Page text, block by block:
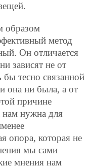
образом
метод
Он отличается
зависят не от
бы тесно связанной
она ни была, а от
причине
нам нужна для
опора, которая не
мы сами
мнения нам